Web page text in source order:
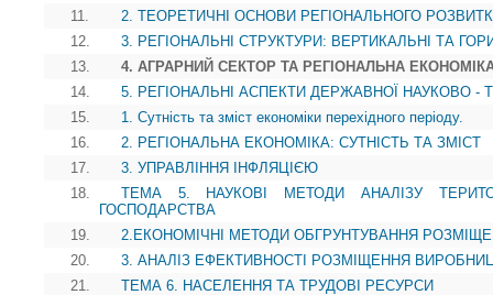
11.
2. ТЕОРЕТИЧНІ ОСНОВИ РЕГІОНАЛЬНОГО
12.
3. РЕГІОНАЛЬНІ СТРУКТУРИ: ВЕРТИКАЛЬНІ ТА
13.
4. АГРАРНИЙ СЕКТОР ТА РЕГІОНАЛЬНА
14.
5. РЕГІОНАЛЬНІ АСПЕКТИ ДЕРЖАВНОЇ НАУКОВО -
15.
1. Сутність та зміст економіки перехідного періоду.
16.
2. РЕГІОНАЛЬНА ЕКОНОМІКА: СУТНІСТЬ ТА ЗМІСТ
17.
3. УПРАВЛІННЯ ІНФЛЯЦІЄЮ
18.
ТЕМА 5. НАУКОВІ МЕТОДИ АНАЛІЗУ
ГОСПОДАРСТВА
19.
2.ЕКОНОМІЧНІ МЕТОДИ ОБГРУНТУВАННЯ
20.
3. АНАЛІЗ ЕФЕКТИВНОСТІ РОЗМІЩЕННЯ
21.
ТЕМА 6. НАСЕЛЕННЯ ТА ТРУДОВІ РЕСУРСИ